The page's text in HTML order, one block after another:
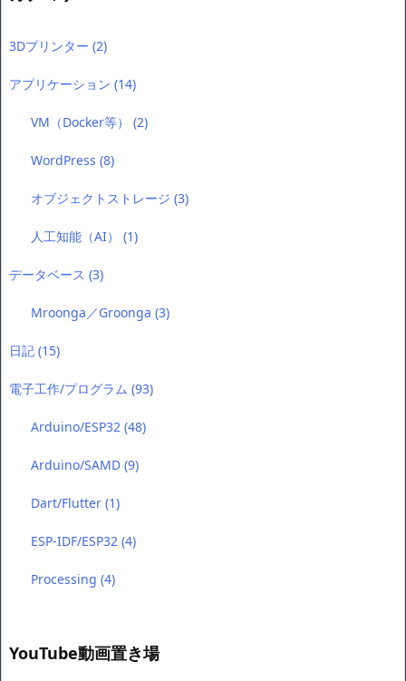
3Dプリンター (2)
アプリケーション (14)
VM（Docker等）(2)
WordPress(8)
オブジェクトストレージ(3)
人工知能（AI）(1)
データベース (3)
Mroonga／Groonga(3)
日記 (15)
電子工作/プログラム (93)
Arduino/ESP32(48)
Arduino/SAMD(9)
Dart/Flutter(1)
ESP-IDF/ESP32(4)
Processing(4)
YouTube動画置き場